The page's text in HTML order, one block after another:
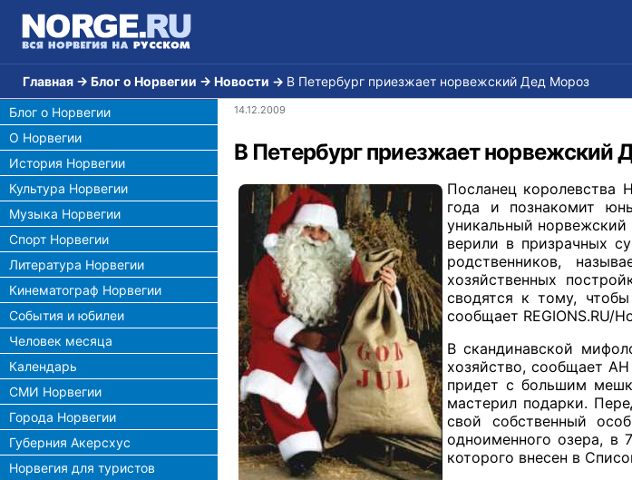
Главная → Блог о Норвегии → Новости → В Петербург приезжает норвежский Дед Мороз
Блог о Норвегии
О Норвегии
История Норвегии
Культура Норвегии
Музыка Норвегии
Спорт Норвегии
Литература Норвегии
Кинематограф Норвегии
События и юбилеи
Человек месяца
Календарь
СМИ Норвегии
Города Норвегии
Губерния Акерсхус
Норвегия для туристов
14.12.2009
В Петербург приезжает норвежский
Посланец королевства
года и познакомит
уникальный
верили в призрачных
родственников,
хозяйственных
сводятся к тому,
сообщает REGIONS.RU/
В скандинавской
хозяйство, сообщает
придет с большим
мастерил подарки.
свой собственный
одноименного озера, в
которого внесен в